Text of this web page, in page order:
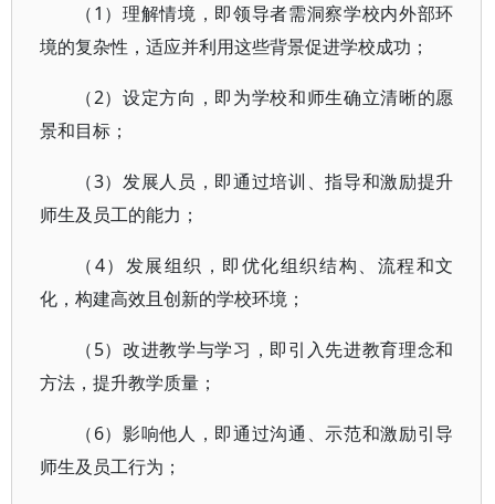
（1）理解情境，即领导者需洞察学校内外部环
境的复杂性，适应并利用这些背景促进学校成功；
（2）设定方向，即为学校和师生确立清晰的愿
景和目标；
（3）发展人员，即通过培训、指导和激励提升
师生及员工的能力；
（4）发展组织，即优化组织结构、流程和文
化，构建高效且创新的学校环境；
（5）改进教学与学习，即引入先进教育理念和
方法，提升教学质量；
（6）影响他人，即通过沟通、示范和激励引导
师生及员工行为；